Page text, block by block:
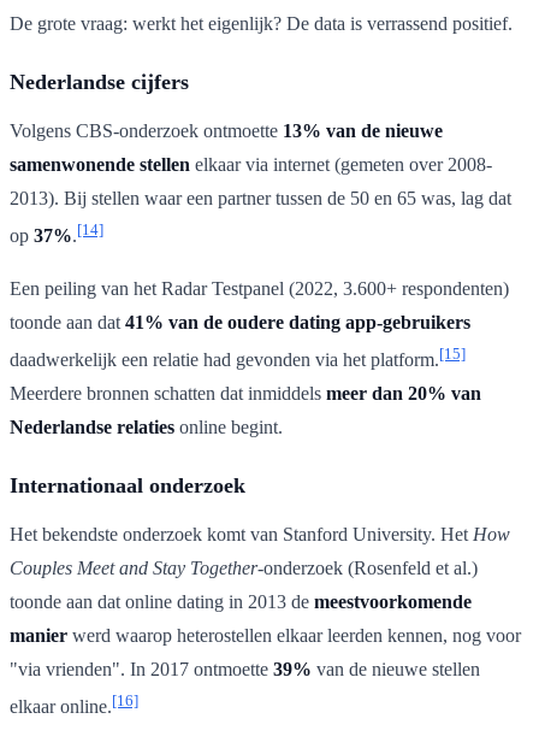
De grote vraag: werkt het eigenlijk? De data is verrassend positief.
Nederlandse cijfers
Volgens CBS-onderzoek ontmoette 13% van de nieuwe
samenwonende stellen elkaar via internet (gemeten over 2008-
2013). Bij stellen waar een partner tussen de 50 en 65 was, lag dat
op 37%.[14]
Een peiling van het Radar Testpanel (2022, 3.600+ respondenten)
toonde aan dat 41% van de oudere dating app-gebruikers
daadwerkelijk een relatie had gevonden via het platform.[15]
Meerdere bronnen schatten dat inmiddels meer dan 20% van
Nederlandse relaties online begint.
Internationaal onderzoek
Het bekendste onderzoek komt van Stanford University. Het How
Couples Meet and Stay Together-onderzoek (Rosenfeld et al.)
toonde aan dat online dating in 2013 de meestvoorkomende
manier werd waarop heterostellen elkaar leerden kennen, nog voor
"via vrienden". In 2017 ontmoette 39% van de nieuwe stellen
elkaar online.[16]